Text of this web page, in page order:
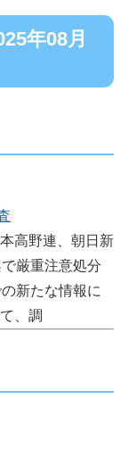
年08月
高野連、朝日新
厳重注意処分
新たな情報に
、調